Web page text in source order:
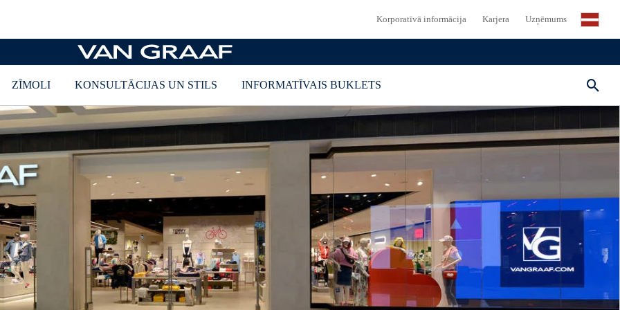
Korporatīvā informācija Karjera Uzņēmums
ZĪMOLI KONSULTĀCIJAS UN STILS
Individuāli pielāgots uzvalks
INFORMATĪVAIS BUKLETS